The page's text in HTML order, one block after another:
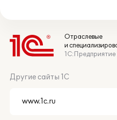
Отраслевые
и
1С:Предприятие
Другие сайты 1С